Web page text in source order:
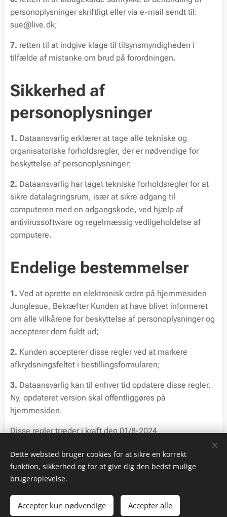
personoplysninger skriftligt eller via e-mail sendt til:
sue@live.dk;
7. retten til at indgive klage til tilsynsmyndigheden i
tilfælde af mistanke om brud på forordningen.
Sikkerhed af
personoplysninger
1. Dataansvarlig erklærer at tage alle tekniske og
organisatoriske forholdsregler, der er nødvendige for
beskyttelse af personoplysninger;
2. Dataansvarlig har taget tekniske forholdsregler for at
sikre datalagringsrum, især at sikre adgang til
computeren med en adgangskode, ved hjælp af
antivirussoftware og regelmæssig vedligeholdelse af
computere.
Endelige bestemmelser
1. Ved at oprette en elektronisk ordre på hjemmesiden
Junglesue, Bekræfter Kunden at have blivet informeret
om alle vilkårene for beskyttelse af personoplysninger og
accepterer dem fuldt ud;
2. Kunden accepterer disse regler ved at markere
afkrydsningsfeltet i bestillingsformularen;
3. Dataansvarlig kan til enhver tid opdatere disse regler.
Ny, opdateret version skal offentliggøres på
hjemmesiden.
Disse regler træder i kraft den 01/8-2024
Copyright © 2018-2025 Junglesue
Cookies
Dette websted bruger cookies for at sikre en korrekt
funktion, sikkerhed og for at give dig den bedst mulige
brugeroplevelse.
Accepter kun nødvendige Accepter alle